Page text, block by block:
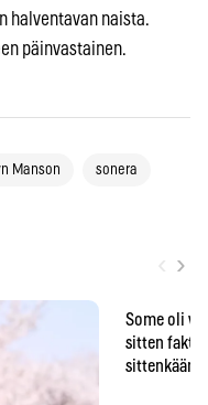
halventavan naista.
päinvastainen.
Manson sonera
›
Some oli
sitten
sittenkään